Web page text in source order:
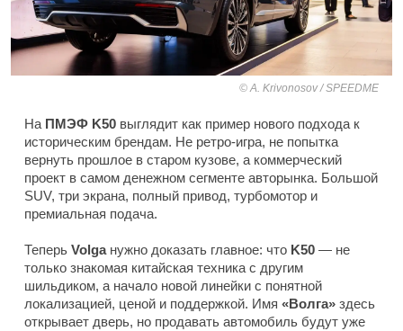
A. Krivonosov / SPEEDME
На ПМЭФ K50 выглядит как пример нового подхода к
историческим брендам. Не ретро-игра, не попытка
вернуть прошлое в старом кузове, а коммерческий
проект в самом денежном сегменте авторынка. Большой
SUV, три экрана, полный привод, турбомотор и
премиальная подача.
Теперь Volgaнужно доказать главное: что K50 — не
только знакомая китайская техника с другим
шильдиком, а начало новой линейки с понятной
локализацией, ценой и поддержкой. Имя «Волга» здесь
открывает дверь, но продавать автомобиль будут уже